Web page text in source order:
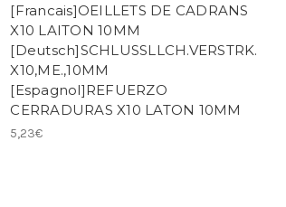
[Francais]OEILLETS DE CADRANS
X10 LAITON 10MM
[Deutsch]SCHLUSSLLCH.VERSTRK.
X10,ME.,10MM
[Espagnol]REFUERZO
CERRADURAS X10 LATON 10MM
5,23€